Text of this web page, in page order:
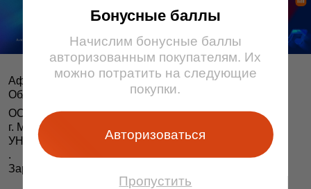
Бонусные баллы
Начислим бонусные баллы
авторизованным покупателям. Их
можно потратить на следующие
покупки.
Авторизоваться
Пропустить
Афіша і білеты BezKassira.by ©
Облачная система продажи билетов, 2013 — 2026
ООО «БЕЗКАССИРА БАЙ» Республика Беларусь
г. Минск, ул. Короля, 9, оф. 1
УНП 193615562
.
Зарегистрирован в Торговом реестре РБ 04.06.2014 г.